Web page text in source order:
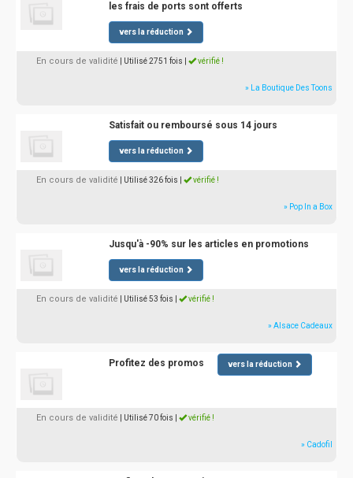
les frais de ports sont offerts
vers la réduction
En cours de validité | Utilisé 2751 fois vérifié !
» La Boutique Des Toons
Satisfait ou remboursé sous 14 jours
vers la réduction
En cours de validité | Utilisé 326 fois vérifié !
» Pop In a Box
Jusqu'à -90% sur les articles en promotions
vers la réduction
En cours de validité | Utilisé 53 fois vérifié !
» Alsace Cadeaux
Profitez des promos vers la réduction
En cours de validité | Utilisé 70 fois vérifié !
» Cadofil